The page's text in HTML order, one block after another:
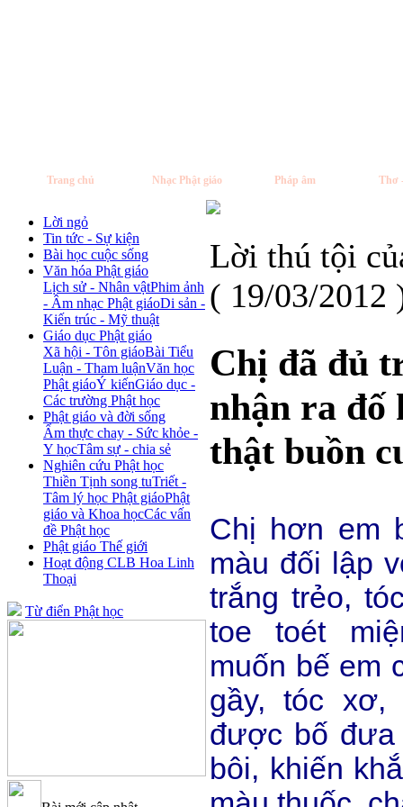
Trang chủ Nhạc Phật giáo Pháp âm Thơ
Lời ngỏ
Tin tức - Sự kiện
Bài học cuộc sống
Văn hóa Phật giáo
Lịch sử - Nhân vậtPhim ảnh
- Âm nhạc Phật giáoDi sản -
Kiến trúc - Mỹ thuật
Giáo dục Phật giáo
Xã hội - Tôn giáoBài Tiểu
Luận - Tham luậnVăn học
Phật giáoÝ kiếnGiáo dục -
Các trường Phật học
Phật giáo và đời sống
Ẩm thực chay - Sức khỏe -
Y họcTâm sự - chia sẻ
Nghiên cứu Phật học
Thiền Tịnh song tuTriết -
Tâm lý học Phật giáoPhật
giáo và Khoa họcCác vấn
đề Phật học
Phật giáo Thế giới
Hoạt động CLB Hoa Linh
Thoại
Từ điển Phật học
Lời thú tội
( 19/03/2012
Chị đã đủ
nhận ra đố
thật buồn
Chị hơn em
màu đối lập
trắng trẻo,
toe toét
muốn bế em
gầy, tóc xơ,
được bố đưa
bôi, khiến